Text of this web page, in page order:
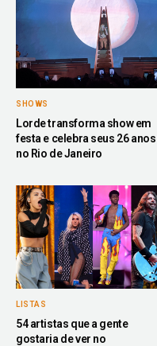
SHOWS
Lorde transforma show em
festa e celebra seus 26 anos
no Rio de Janeiro
LISTAS
54 artistas que a gente
gostaria de ver no